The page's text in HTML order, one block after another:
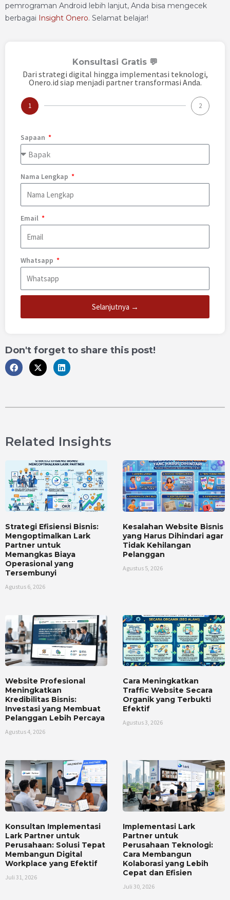
pemrograman Android lebih lanjut, Anda bisa mengecek
berbagai Insight Onero. Selamat belajar!
Konsultasi Gratis 💬
Dari strategi digital hingga implementasi teknologi,
Onero.id siap menjadi partner transformasi Anda.
1 2
Sapaan
Nama Lengkap
Email
Whatsapp
Selanjutnya →
Don't forget to share this post!
Related Insights
Strategi Efisiensi Bisnis:
Mengoptimalkan Lark
Partner untuk
Memangkas Biaya
Operasional yang
Tersembunyi
Agustus 6, 2026
Kesalahan Website Bisnis
yang Harus Dihindari agar
Tidak Kehilangan
Pelanggan
Agustus 5, 2026
Website Profesional
Meningkatkan
Kredibilitas Bisnis:
Investasi yang Membuat
Pelanggan Lebih Percaya
Agustus 4, 2026
Cara Meningkatkan
Traffic Website Secara
Organik yang Terbukti
Efektif
Agustus 3, 2026
Konsultan Implementasi
Lark Partner untuk
Perusahaan: Solusi Tepat
Membangun Digital
Workplace yang Efektif
Juli 31, 2026
Implementasi Lark
Partner untuk
Perusahaan Teknologi:
Cara Membangun
Kolaborasi yang Lebih
Cepat dan Efisien
Juli 30, 2026